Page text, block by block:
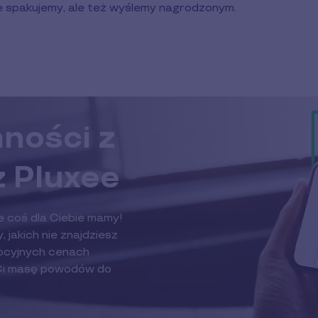
ale też wyślemy nagrodzonym.
z
Pluxee
coś dla Ciebie mamy!
nie znajdziesz
cenach
masę powodów do